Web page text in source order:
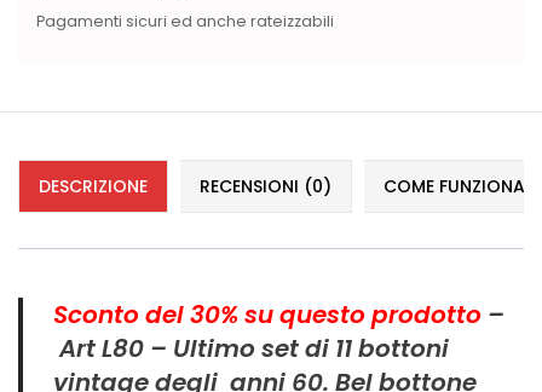
Swarovski (2)
Pagamenti sicuri ed anche rateizzabili
DESCRIZIONE RECENSIONI (0) COME
Sconto del 30% su questo prodotto –
Art L80 – Ultimo set di 11 bottoni
vintage degli anni 60. Bel bottone